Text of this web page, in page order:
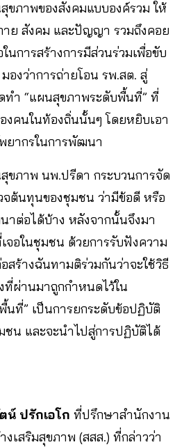
ภาพของสังคมแบบองค์รวม ให้
าย สังคม และปัญญา รวมถึงคอย
นการสร้างการมีส่วนร่วมเพื่อขับ
องว่าการถ่ายโอน รพ.สต. สู่
ทำ “แผนสุขภาพระดับพื้นที่” ที่
งคนในท้องถิ่นนั้นๆ โดยหยิบเอา
ยากรในการพัฒนา
ขภาพ นพ.ปรีดา กระบวนการจัด
จต้นทุนของชุมชน ว่ามีข้อดี หรือ
าต่อได้บ้าง หลังจากนั้นจึงมา
อในชุมชน ด้วยการรับฟังความ
สร้างฉันทามติร่วมกันว่าจะใช้วิธี
ผ่านมาถูกกำหนดไว้ใน
ที่” เป็นการยกระดับข้อปฏิบัติ
น และจะนำไปสู่การปฏิบัติได้
ปรักเอโก ที่ปรึกษาสำนักงาน
เสริมสุขภาพ (สสส.) ที่กล่าวว่า